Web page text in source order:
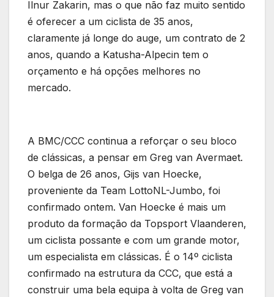
Ilnur Zakarin, mas o que não faz muito sentido
é oferecer a um ciclista de 35 anos,
claramente já longe do auge, um contrato de 2
anos, quando a Katusha-Alpecin tem o
orçamento e há opções melhores no
mercado.
A BMC/CCC continua a reforçar o seu bloco
de clássicas, a pensar em Greg van Avermaet.
O belga de 26 anos, Gijs van Hoecke,
proveniente da Team LottoNL-Jumbo, foi
confirmado ontem. Van Hoecke é mais um
produto da formação da Topsport Vlaanderen,
um ciclista possante e com um grande motor,
um especialista em clássicas. É o 14º ciclista
confirmado na estrutura da CCC, que está a
construir uma bela equipa à volta de Greg van